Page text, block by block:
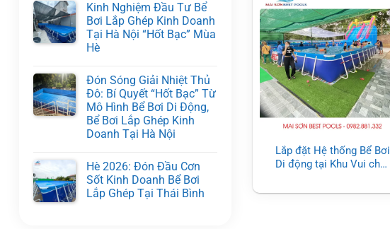
Kinh Nghiệm Đầu Tư Bể
Bơi Lắp Ghép Kinh Doanh
Tại Hà Nội “Hốt Bạc” Mùa
Hè
Đón Sóng Giải Nhiệt Thủ
Đô: Bí Quyết “Hốt Bạc” Từ
Mô Hình Bể Bơi Di Động,
Bể Bơi Lắp Ghép Kinh
Doanh Tại Hà Nội
Hè 2026: Đón Đầu Cơn
Sốt Kinh Doanh Bể Bơi
Lắp Ghép Tại Thái Bình
Lắp đặt Hệ thống Bể Bơi
Di động tại Khu Vui chơi